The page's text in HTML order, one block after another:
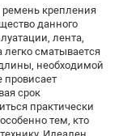
крепления
данного
лента,
сматывается
необходимой
провисает
срок
практически
тем, кто